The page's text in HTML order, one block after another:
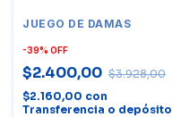
JUEGO DE DAMAS
-39% OFF
$2.400,00 $3.928,00
$2.160,00 con
Transferencia o depósito